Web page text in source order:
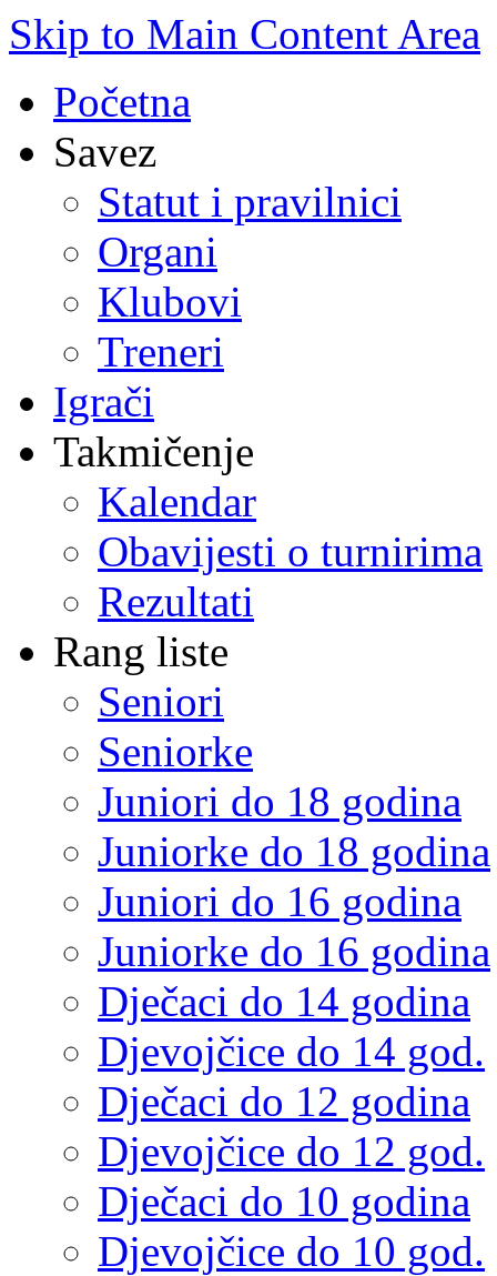
Skip to Main Content Area
Početna
Savez
Statut i pravilnici
Organi
Klubovi
Treneri
Igrači
Takmičenje
Kalendar
Obavijesti o turnirima
Rezultati
Rang liste
Seniori
Seniorke
Juniori do 18 godina
Juniorke do 18 godina
Juniori do 16 godina
Juniorke do 16 godina
Dječaci do 14 godina
Djevojčice do 14 god.
Dječaci do 12 godina
Djevojčice do 12 god.
Dječaci do 10 godina
Djevojčice do 10 god.